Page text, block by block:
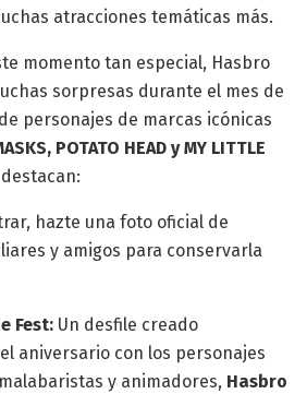
atracciones temáticas más.
momento tan especial, Hasbro
sorpresas durante el mes de
personajes de marcas icónicas
POTATO HEAD y MY LITTLE
hazte una foto oficial de
y amigos para conservarla
Fest: Un desfile creado
aniversario con los personajes
y animadores, Hasbro